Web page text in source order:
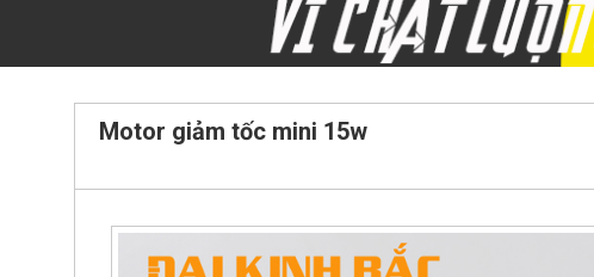
Motor giảm tốc mini 15w